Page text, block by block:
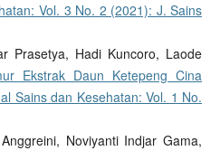
Vol. 3 No. 2 (2021): J. Sains
Prasetya, Hadi Kuncoro, Laode
Ekstrak Daun Ketepeng Cina
Sains dan Kesehatan: Vol. 1 No.
Noviyanti Indjar Gama,